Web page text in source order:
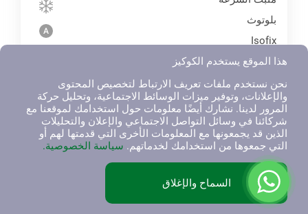
بلوتوث
Isofix
Power Door
USB
نوافذ كهربائية
مجسات وقوف السيارات
هذا الموقع يستخدم الكوكيز
نحن نستخدم ملفات تعريف الارتباط لتخصيص المحتوى
والإعلانات، وتوفير ميزات الوسائط الاجتماعية، وتحليل حركة
المرور لدينا. نشارك أيضًا معلومات حول استخدامك لموقعنا مع
شركائنا في وسائل التواصل الاجتماعي والإعلان والتحليلات
الذين قد يجمعونها مع المعلومات الأخرى التي قدمتها لهم أو
التي جمعوها من استخدامك لخدماتهم. سياسة الخصوصية.
السماح والإغلاق